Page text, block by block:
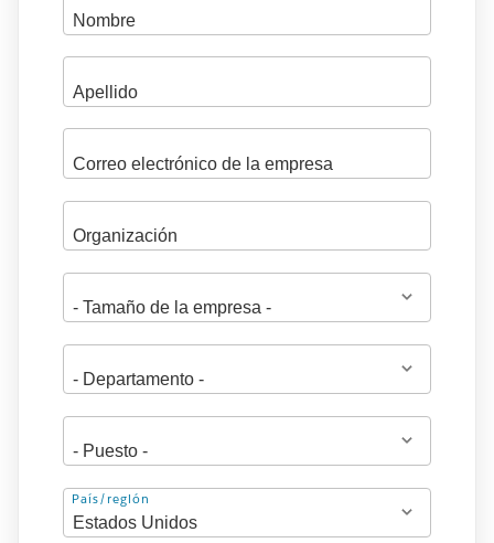
Dirección
País/región